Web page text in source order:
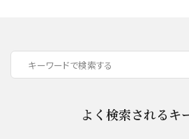
よく検索されるキ